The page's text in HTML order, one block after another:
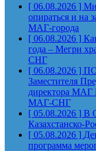
[ 06.08.2026 ]
опираться и на
МАГ-города
[ 06.08.2026 ]
года – Мегри
СНГ
[ 06.08.2026 ]
Заместителя
директора МАГ
МАГ-СНГ
[ 05.08.2026 ] В
Казахстанско-
[ 05.08.2026 ]
программа